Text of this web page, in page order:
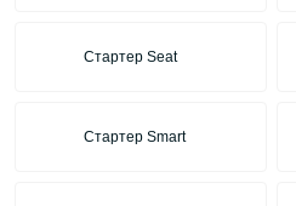
Стартер Seat
Стартер Smart